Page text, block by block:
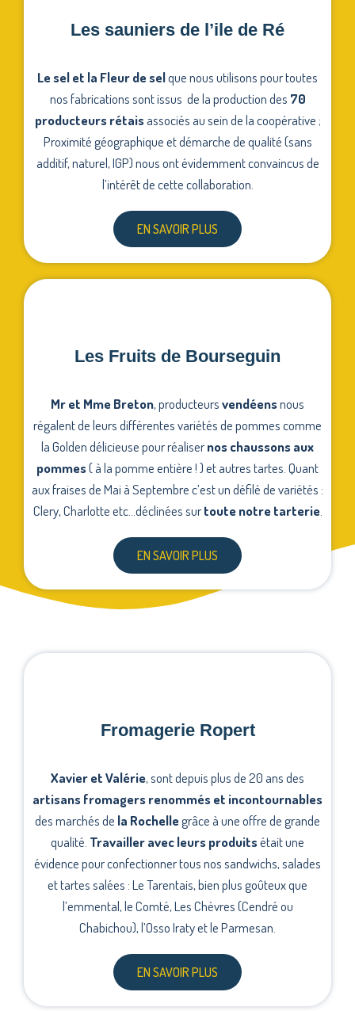
Les sauniers de l’ile de Ré
Le sel et la Fleur de selque nous utilisons pour toutes
nos fabrications sont issus de la production des 70
producteurs rétaisassociés au sein de la coopérative ;
Proximité géographique et démarche de qualité (sans
additif, naturel, IGP) nous ont évidemment convaincus de
l’intérêt de cette collaboration.
EN SAVOIR PLUS
Les Fruits de Bourseguin
Mr et Mme Breton, producteursvendéensnous
régalent de leurs différentes variétés de pommes comme
la Golden délicieuse pour réalisernos chaussons aux
pommes( à la pomme entière ! ) et autres tartes. Quant
aux fraises de Mai à Septembre c’est un défilé de variétés :
Clery, Charlotte etc…déclinées surtoute notre tarterie.
EN SAVOIR PLUS
Fromagerie Ropert
Xavier et Valérie, sont depuis plus de 20 ans des
artisans fromagers renommés et incontournables
des marchés de la Rochellegrâce à une offre de grande
qualité. Travailler avec leurs produitsétait une
évidence pour confectionner tous nos sandwichs, salades
et tartes salées : Le Tarentais, bien plus goûteux que
l’emmental, le Comté, Les Chèvres (Cendré ou
Chabichou), l’Osso Iraty et le Parmesan.
EN SAVOIR PLUS